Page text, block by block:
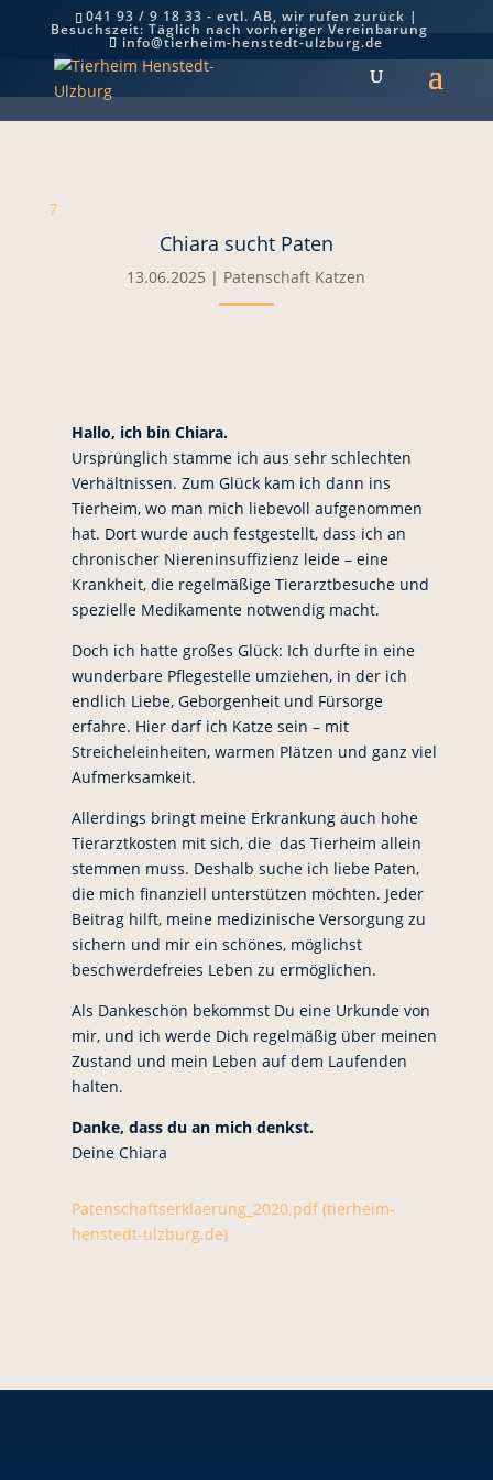
041 93 / 9 18 33 - evtl. AB, wir rufen zurück |
Besuchszeit: Täglich nach vorheriger Vereinbarung
info@tierheim-henstedt-ulzburg.de
Chiara sucht Paten
7
Chiara sucht Paten
13.06.2025 | Patenschaft Katzen
Hallo, ich bin Chiara.
Ursprünglich stamme ich aus sehr schlechten
Verhältnissen. Zum Glück kam ich dann ins
Tierheim, wo man mich liebevoll aufgenommen
hat. Dort wurde auch festgestellt, dass ich an
chronischer Niereninsuffizienz leide – eine
Krankheit, die regelmäßige Tierarztbesuche und
spezielle Medikamente notwendig macht.
Doch ich hatte großes Glück: Ich durfte in eine
wunderbare Pflegestelle umziehen, in der ich
endlich Liebe, Geborgenheit und Fürsorge
erfahre. Hier darf ich Katze sein – mit
Streicheleinheiten, warmen Plätzen und ganz viel
Aufmerksamkeit.
Allerdings bringt meine Erkrankung auch hohe
Tierarztkosten mit sich, die das Tierheim allein
stemmen muss. Deshalb suche ich liebe Paten,
die mich finanziell unterstützen möchten. Jeder
Beitrag hilft, meine medizinische Versorgung zu
sichern und mir ein schönes, möglichst
beschwerdefreies Leben zu ermöglichen.
Als Dankeschön bekommst Du eine Urkunde von
mir, und ich werde Dich regelmäßig über meinen
Zustand und mein Leben auf dem Laufenden
halten.
Danke, dass du an mich denkst.
Deine Chiara
Patenschaftserklaerung_2020.pdf (tierheim-
henstedt-ulzburg.de)